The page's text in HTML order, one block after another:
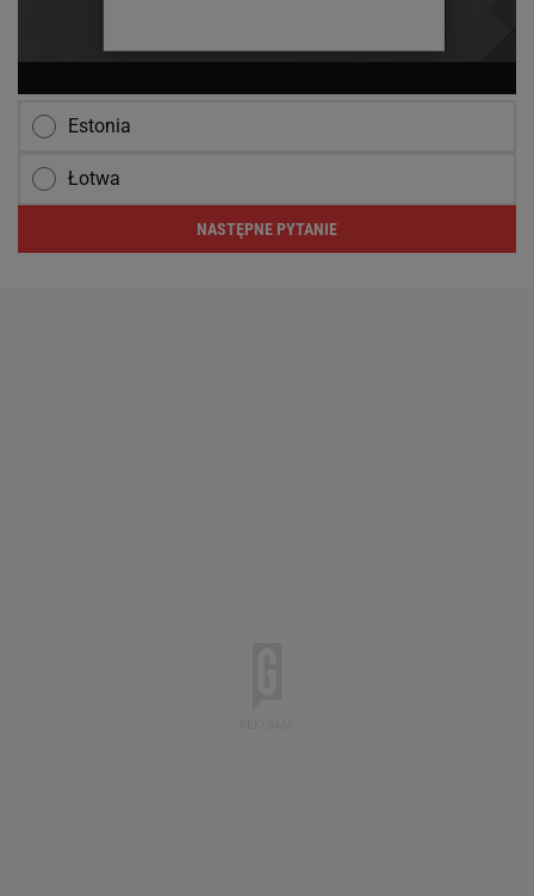
Estonia
Łotwa
NASTĘPNE PYTANIE